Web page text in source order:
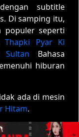
subtitle
Di samping itu,
populer seperti
Thapki Pyar Ki
Sultan Bahasa
hiburan
ada di mesin
Hitam.